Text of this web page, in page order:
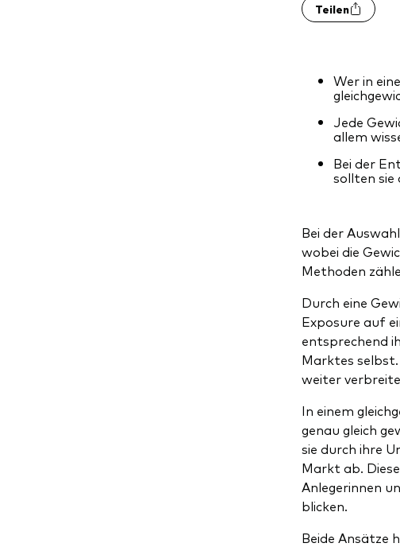
Teilen
Wer in
Jede
allem
Bei der
sollten sie
Bei der
wobei die
Methoden
Durch eine
Exposure auf
entsprechend
Marktes
weiter
In einem
genau gleich
sie durch ihre
Markt ab.
Anlegerinnen
blicken.
Beide Ansätze